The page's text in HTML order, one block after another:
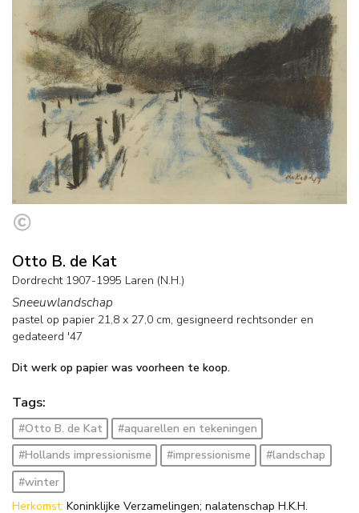
Otto B. de Kat
Dordrecht 1907-1995 Laren (N.H.)
Sneeuwlandschap
pastel op papier 21,8 x 27,0 cm, gesigneerd rechtsonder en
gedateerd '47
Dit werk op papier was voorheen te koop.
Tags:
#Otto B. de Kat
#aquarellen en tekeningen
#Hollands impressionisme
#impressionisme
#landschap
#winter
Herkomst: Koninklijke Verzamelingen; nalatenschap H.K.H.